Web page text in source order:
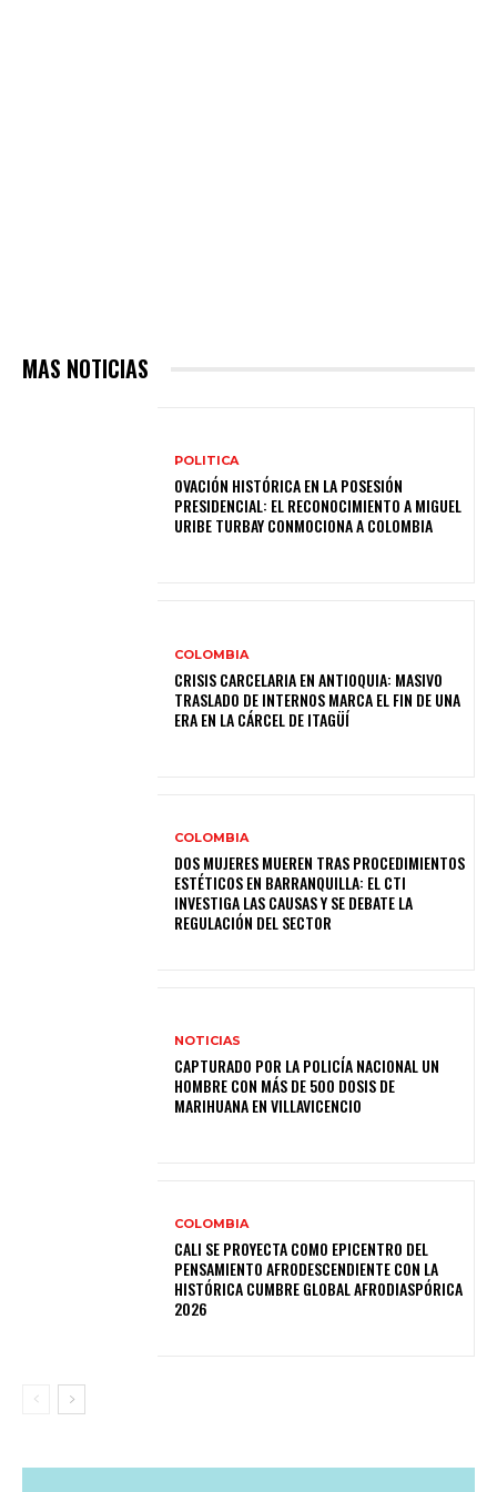
MAS NOTICIAS
POLITICA
OVACIÓN HISTÓRICA EN LA POSESIÓN
PRESIDENCIAL: EL RECONOCIMIENTO A MIGUEL
URIBE TURBAY CONMOCIONA A COLOMBIA
COLOMBIA
CRISIS CARCELARIA EN ANTIOQUIA: MASIVO
TRASLADO DE INTERNOS MARCA EL FIN DE UNA
ERA EN LA CÁRCEL DE ITAGÜÍ
COLOMBIA
DOS MUJERES MUEREN TRAS PROCEDIMIENTOS
ESTÉTICOS EN BARRANQUILLA: EL CTI
INVESTIGA LAS CAUSAS Y SE DEBATE LA
REGULACIÓN DEL SECTOR
NOTICIAS
CAPTURADO POR LA POLICÍA NACIONAL UN
HOMBRE CON MÁS DE 500 DOSIS DE
MARIHUANA EN VILLAVICENCIO
COLOMBIA
CALI SE PROYECTA COMO EPICENTRO DEL
PENSAMIENTO AFRODESCENDIENTE CON LA
HISTÓRICA CUMBRE GLOBAL AFRODIASPÓRICA
2026